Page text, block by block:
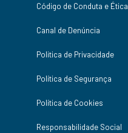
Código de Conduta e Ética
Canal de Denúncia
Politica de Privacidade
Política de Segurança
Política de Cookies
Responsabilidade Social